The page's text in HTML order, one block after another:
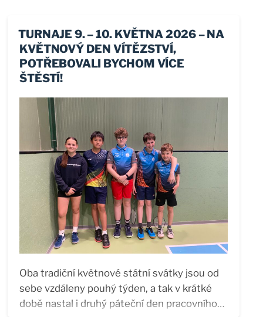
TURNAJE 9. – 10. KVĚTNA 2026 – NA
KVĚTNOVÝ DEN VÍTĚZSTVÍ,
POTŘEBOVALI BYCHOM VÍCE
ŠTĚSTÍ!
Oba tradiční květnové státní svátky jsou od
sebe vzdáleny pouhý týden, a tak v krátké
době nastal i druhý páteční den pracovního